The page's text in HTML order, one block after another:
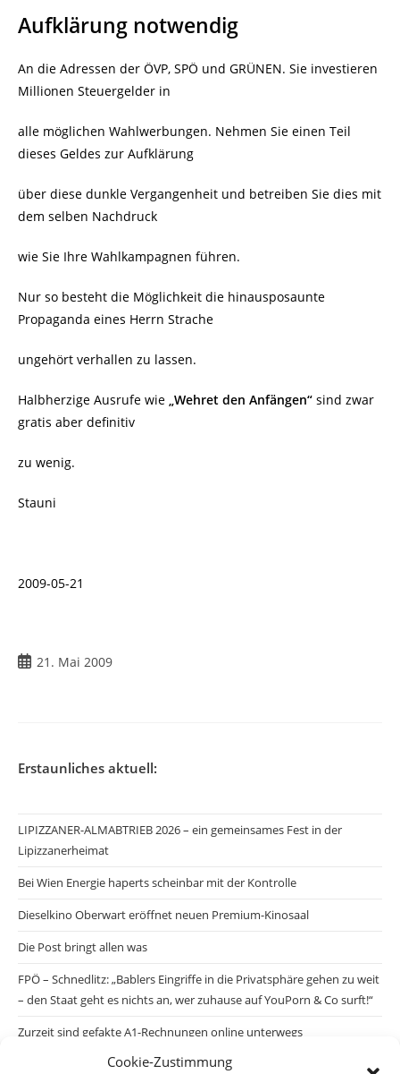
Cookie-Zustimmung
Aufklärung notwendig
An die Adressen der ÖVP, SPÖ und GRÜNEN. Sie investieren
Millionen Steuergelder in
alle möglichen Wahlwerbungen. Nehmen Sie einen Teil
dieses Geldes zur Aufklärung
über diese dunkle Vergangenheit und betreiben Sie dies mit
dem selben Nachdruck
wie Sie Ihre Wahlkampagnen führen.
Nur so besteht die Möglichkeit die hinausposaunte
Propaganda eines Herrn Strache
ungehört verhallen zu lassen.
Halbherzige Ausrufe wie „Wehret den Anfängen“ sind zwar
gratis aber definitiv
zu wenig.
Stauni
2009-05-21
Beitrag
21. Mai 2009
Erstaunliches aktuell:
LIPIZZANER-ALMABTRIEB 2026 – ein gemeinsames Fest in der
Lipizzanerheimat
Bei Wien Energie haperts scheinbar mit der Kontrolle
Dieselkino Oberwart eröffnet neuen Premium-Kinosaal
Die Post bringt allen was
FPÖ – Schnedlitz: „Bablers Eingriffe in die Privatsphäre gehen zu weit
– den Staat geht es nichts an, wer zuhause auf YouPorn & Co surft!“
Zurzeit sind gefakte A1-Rechnungen online unterwegs
Salzburgs Juden und ihre Sicherheit: „Erst nach einem Anschlag wäre